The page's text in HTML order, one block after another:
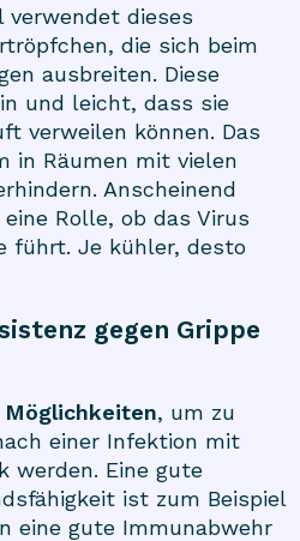
verwendet dieses
die sich beim
ausbreiten. Diese
und leicht, dass sie
verweilen können. Das
in Räumen mit vielen
Anscheinend
Rolle, ob das Virus
führt. Je kühler, desto
gegen Grippe
Möglichkeiten, um zu
einer Infektion mit
werden. Eine gute
ist zum Beispiel
eine gute Immunabwehr